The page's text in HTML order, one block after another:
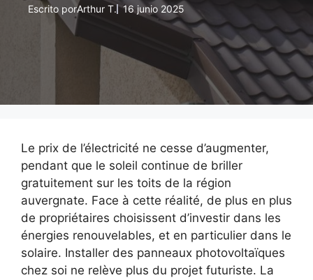
Escrito porArthur T. 16 junio 2025
Le prix de l’électricité ne cesse d’augmenter,
pendant que le soleil continue de briller
gratuitement sur les toits de la région
auvergnate. Face à cette réalité, de plus en plus
de propriétaires choisissent d’investir dans les
énergies renouvelables, et en particulier dans le
solaire. Installer des panneaux photovoltaïques
chez soi ne relève plus du projet futuriste. La